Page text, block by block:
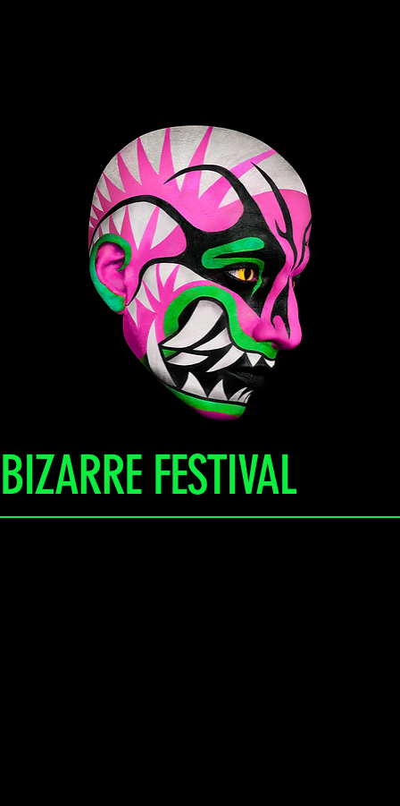
BIZARRE FESTIVAL